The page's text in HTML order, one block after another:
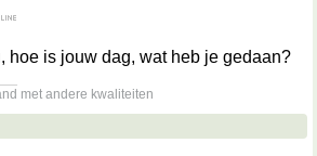
hoe is jouw dag, wat heb je gedaan?
met andere kwaliteiten